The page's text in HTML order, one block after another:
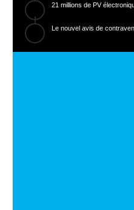
21 millions de PV
Le nouvel avis de